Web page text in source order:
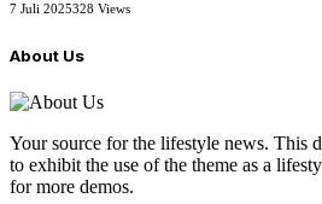
7 Juli 2025328 Views
About Us
Your source for the lifestyle news. This
to exhibit the use of the theme as a
for more demos.